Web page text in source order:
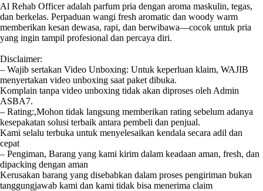
Al Rehab Officer adalah parfum pria dengan aroma maskulin, tegas,
dan berkelas. Perpaduan wangi fresh aromatic dan woody warm
memberikan kesan dewasa, rapi, dan berwibawa—cocok untuk pria
yang ingin tampil profesional dan percaya diri.
Disclaimer:
– Wajib sertakan Video Unboxing: Untuk keperluan klaim, WAJIB
menyertakan video unboxing saat paket dibuka.
Komplain tanpa video unboxing tidak akan diproses oleh Admin
ASBA7.
– Rating:,Mohon tidak langsung memberikan rating sebelum adanya
kesepakatan solusi terbaik antara pembeli dan penjual.
Kami selalu terbuka untuk menyelesaikan kendala secara adil dan
cepat
– Pengiman, Barang yang kami kirim dalam keadaan aman, fresh, dan
dipacking dengan aman
Kerusakan barang yang disebabkan dalam proses pengiriman bukan
tanggungjawab kami dan kami tidak bisa menerima claim